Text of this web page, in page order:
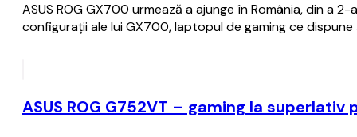
ASUS ROG GX700 urmează a ajunge în România, din a
configurații ale lui GX700, laptopul de gaming ce
ASUS ROG G752VT – gaming la